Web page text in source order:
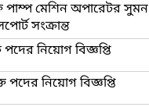
পাম্প মেশিন অপারেটর সুমন
সংক্রান্ত
পদের নিয়োগ বিজ্ঞপ্তি
পদের নিয়োগ বিজ্ঞপ্তি